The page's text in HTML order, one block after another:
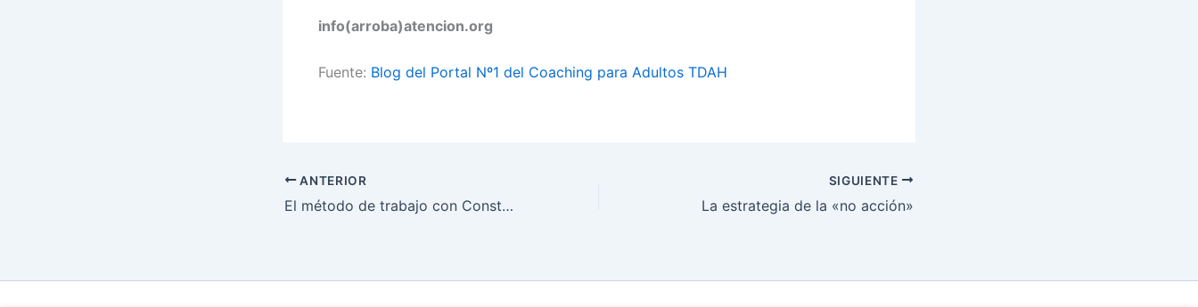
info(arroba)atencion.org
Fuente: Blog del Portal Nº1 del Coaching para Adultos TDAH
ANTERIOR
El método de trabajo con Constelaciones Familiares
SIGUIENTE
La estrategia de la «no acción»